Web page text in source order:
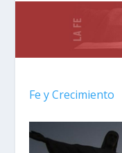
Fe y Crecimiento